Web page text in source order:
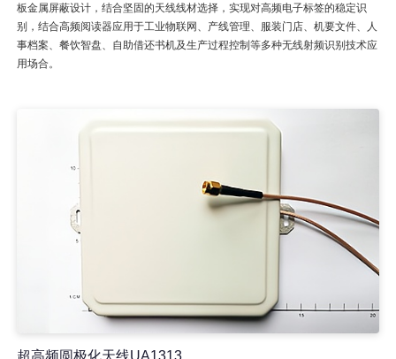
板金属屏蔽设计，结合坚固的天线线材选择，实现对高频电子标签的稳定识
别，结合高频阅读器应用于工业物联网、产线管理、服装门店、机要文件、人
事档案、餐饮智盘、自助借还书机及生产过程控制等多种无线射频识别技术应
用场合。